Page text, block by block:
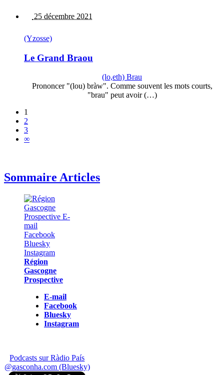
25 décembre 2021
(Yzosse)
Le Grand Braou
(lo,eth) Brau
Prononcer "(lou) bràw". Comme souvent les mots courts,
"brau" peut avoir (…)
1
2
3
∞
Sommaire Articles
Région
Gascogne
Prospective
E-mail
Facebook
Bluesky
Instagram
Podcasts sur Ràdio País
@gasconha.com (Bluesky)